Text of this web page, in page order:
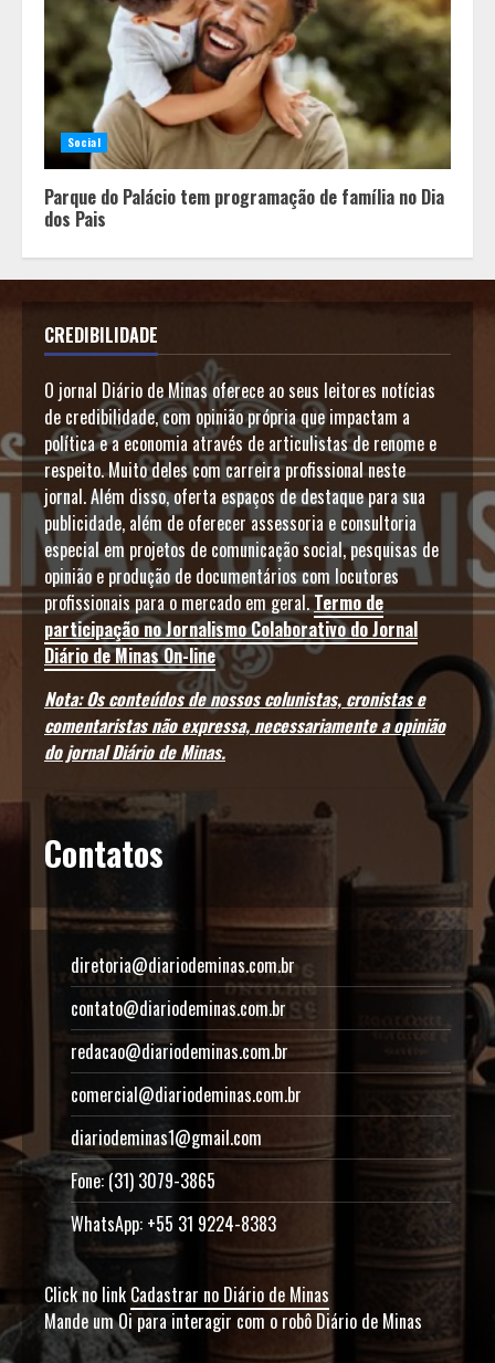
Social
Parque do Palácio tem programação de família no Dia
dos Pais
CREDIBILIDADE
O jornal Diário de Minas oferece ao seus leitores notícias
de credibilidade, com opinião própria que impactam a
política e a economia através de articulistas de renome e
respeito. Muito deles com carreira profissional neste
jornal. Além disso, oferta espaços de destaque para sua
publicidade, além de oferecer assessoria e consultoria
especial em projetos de comunicação social, pesquisas de
opinião e produção de documentários com locutores
profissionais para o mercado em geral.Termo de
participação no Jornalismo Colaborativo do Jornal
Diário de Minas On-line
Nota: Os conteúdos de nossos colunistas, cronistas e
comentaristas não expressa, necessariamente a opinião
do jornal Diário de Minas.
Contatos
diretoria@diariodeminas.com.br
contato@diariodeminas.com.br
redacao@diariodeminas.com.br
comercial@diariodeminas.com.br
diariodeminas1@gmail.com
Fone: (31) 3079-3865
WhatsApp: +55 31 9224-8383
Click no link Cadastrar no Diário de Minas
Mande um Oi para interagir com o robô Diário de Minas